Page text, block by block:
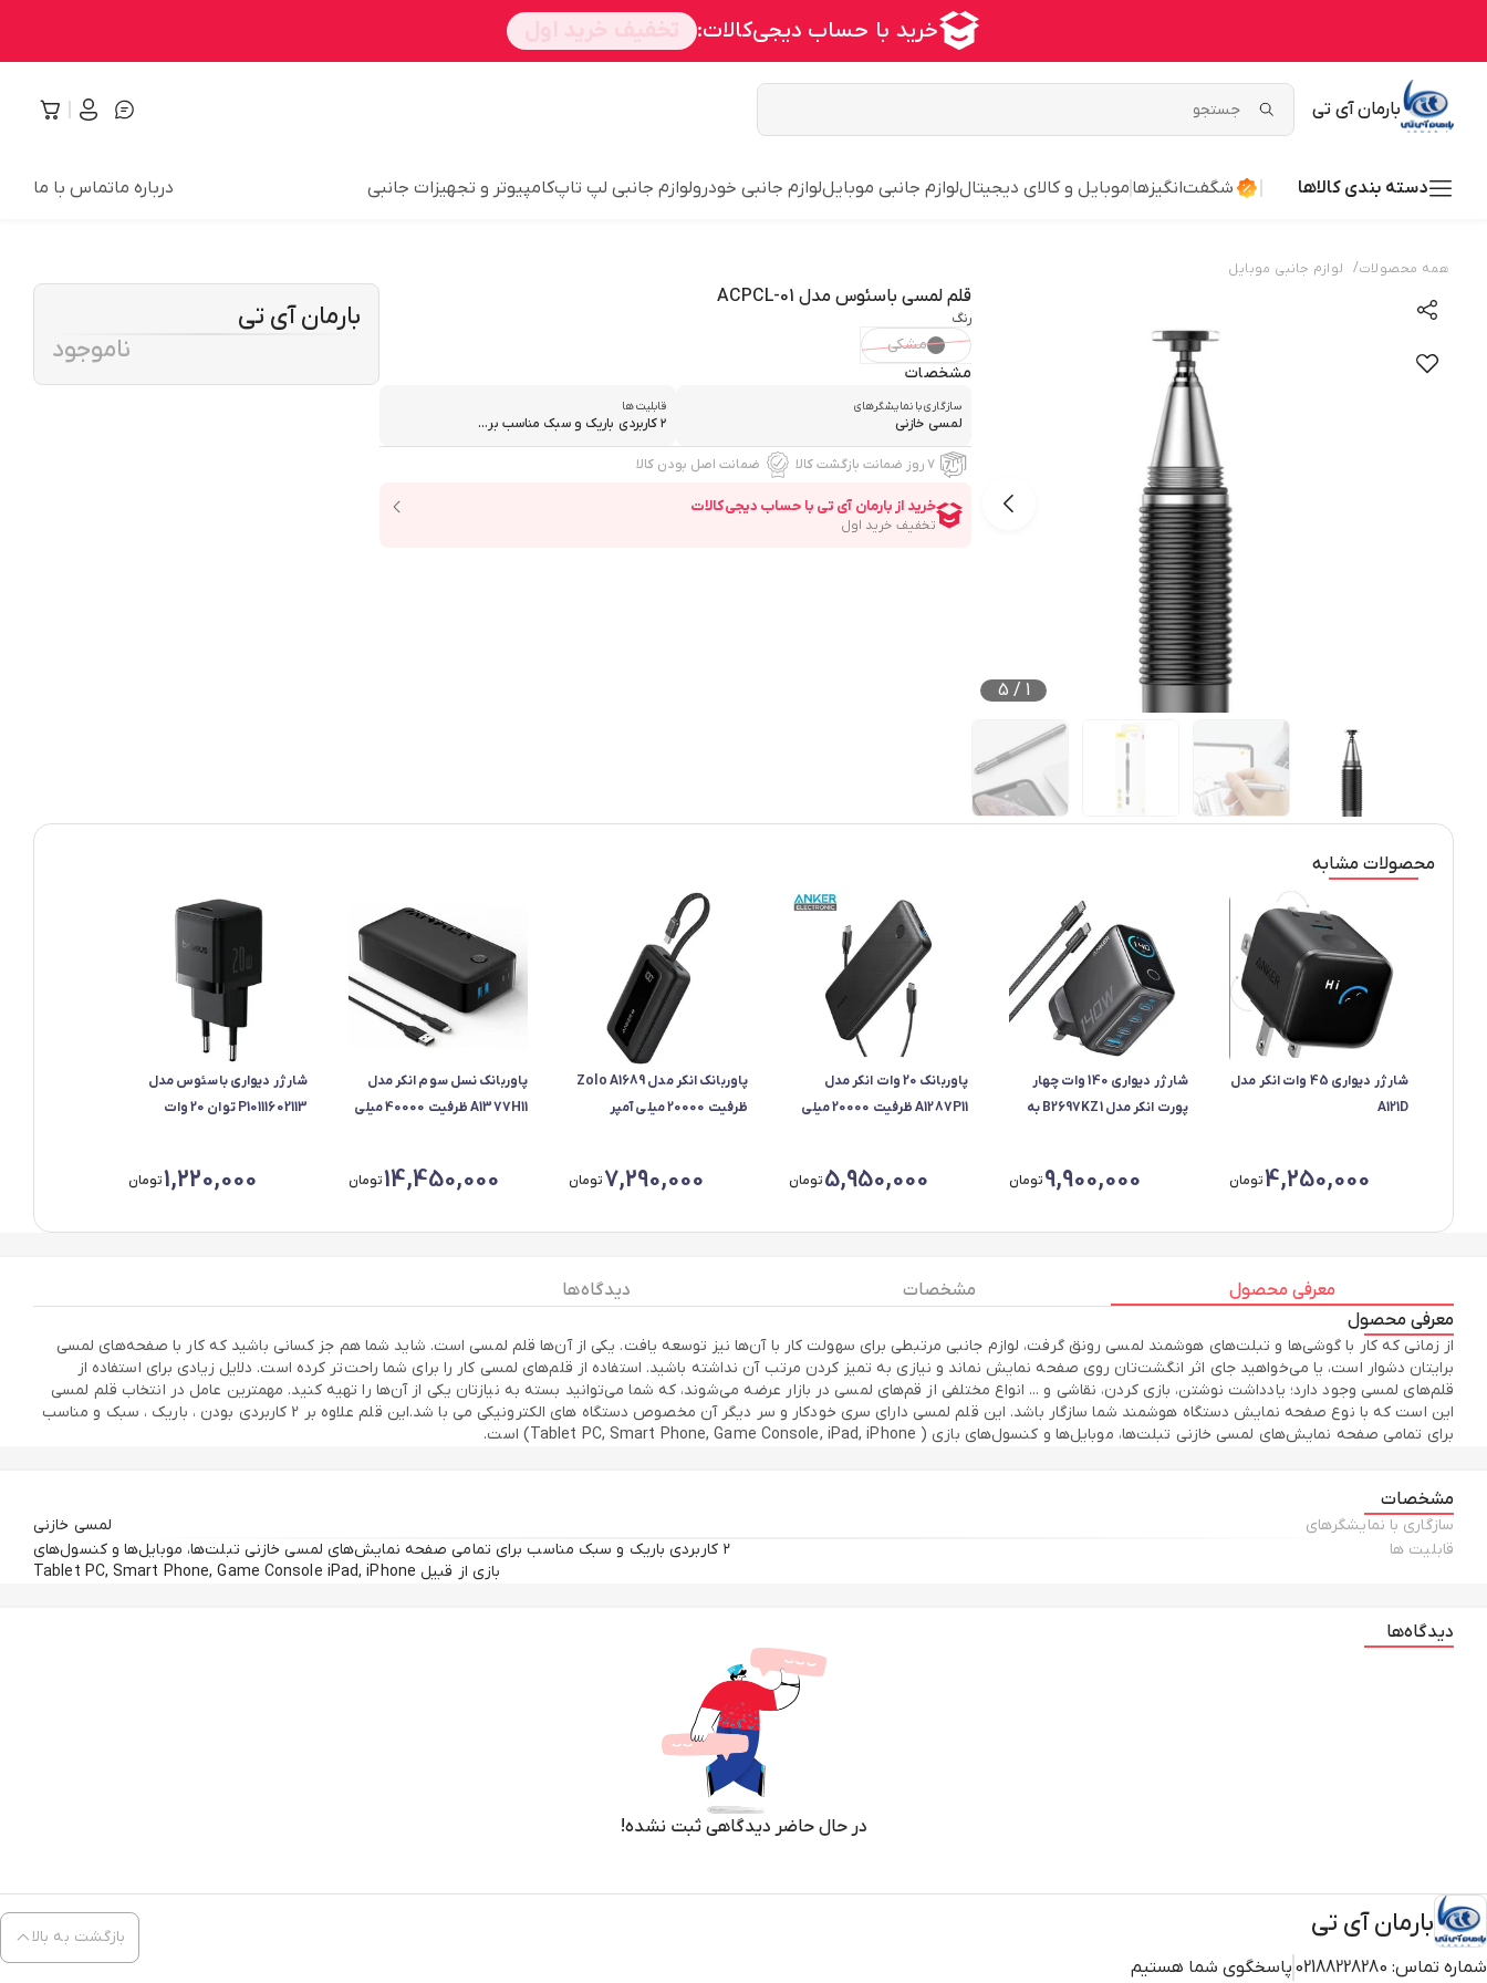
بارمان آی تی
دسته بندی کالاها شگفت‌انگیزها موبایل و کالای دیجیتاللوازم جانبی موبایللوازم جانبی خودرولوازم جانبی لپ تاپکامپیوتر و تجهیزات جانبی درباره ماتماس با ما
همه محصولات/ لوازم جانبی موبایل
1
/
5
قلم لمسی باسئوس مدل ACPCL-01
رنگ
مشکی
مشخصات
سازگاری با نمایشگر‌های
لمسی خازنی
قابلیت ها
۲ کاربردی باریک و سبک مناسب بر...
۷ روز ضمانت بازگشت کالا ضمانت اصل بودن کالا
بارمان آی تی
ناموجود
محصولات مشابه
شارژر دیواری 45 وات انکر مدل
A121D
4,250,000تومان
شارژر دیواری 140 وات چهار
پورت انکر مدل B2697KZ1 به
9,900,000تومان
پاوربانک 20 وات انکر مدل
A1287P11 ظرفیت 20000 میلی
5,950,000تومان
پاوربانک انکر مدل Zolo A1689
ظرفیت 20000 میلی آمپر
7,290,000تومان
پاوربانک نسل سوم انکر مدل
A1377H11 ظرفیت 40000 میلی
14,450,000تومان
شارژر دیواری باسئوس مدل
P10111602113 توان 20 وات
1,220,000تومان
معرفی محصول مشخصات
دیدگاه ها
معرفی محصول
از زمانی که کار با گوشی‌ها و تبلت‌های هوشمند لمسی رونق گرفت، لوازم جانبی مرتبطی برای سهولت کار با آن‌ها نیز توسعه یافت. یکی از آن‌ها قلم لمسی است. شاید شما هم جز کسانی باشید که کار با صفحه‌های لمسی
برایتان دشوار است، یا می‌خواهید جای اثر انگشت‌تان روی صفحه نمایش نماند و نیازی به تمیز کردن مرتب آن نداشته باشید. استفاده از قلم‌های لمسی کار را برای شما راحت‌تر کرده است. دلایل زیادی برای استفاده از
قلم‌های لمسی وجود دارد؛ یادداشت نوشتن، بازی کردن، نقاشی و ... انواع مختلفی از قم‌های لمسی در بازار عرضه می‌شوند، که شما می‌توانید بسته به نیازتان یکی از آن‌ها را تهیه کنید. مهمترین عامل در انتخاب قلم لمسی
این است که با نوع صفحه نمایش دستگاه هوشمند شما سازگار باشد. این قلم لمسی دارای سری خودکار و سر دیگر آن مخصوص دستگاه های الکترونیکی می با شد.این قلم علاوه بر 2 کاربردی بودن ، باریک ، سبک و مناسب
برای تمامی صفحه نمایش‌های لمسی خازنی تبلت‌ها، موبایل‌ها و کنسول‌های بازی ( Tablet PC, Smart Phone, Game Console, iPad, iPhone) است.
مشخصات
سازگاری با نمایشگر‌های
لمسی خازنی
قابلیت ها
۲ کاربردی باریک و سبک مناسب برای تمامی صفحه نمایش‌های لمسی خازنی تبلت‌ها، موبایل‌ها و کنسول‌های
بازی از قبیل Tablet PC, Smart Phone, Game Console iPad, iPhone
دیدگاه‌ها
در حال حاضر دیدگاهی ثبت نشده!
بارمان آی تی
شماره تماس: 02188228280 پاسخگوی شما هستیم
بازگشت به بالا